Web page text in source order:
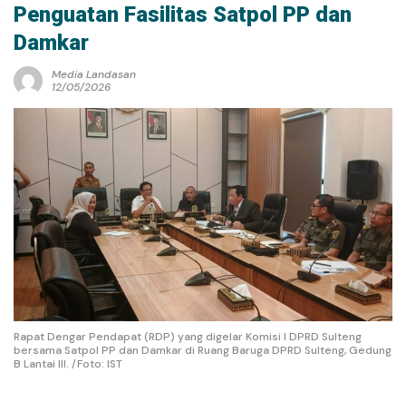
Penguatan Fasilitas Satpol PP dan
Damkar
Media Landasan
12/05/2026
Rapat Dengar Pendapat (RDP) yang digelar Komisi I DPRD Sulteng
bersama Satpol PP dan Damkar di Ruang Baruga DPRD Sulteng, Gedung
B Lantai III. /Foto: IST